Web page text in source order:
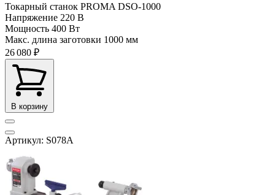
Токарный станок PROMA DSO-1000
Напряжение 220 В
Мощность 400 Вт
Макс. длина заготовки 1000 мм
26 080 ₽
В корзину
Артикул: S078A